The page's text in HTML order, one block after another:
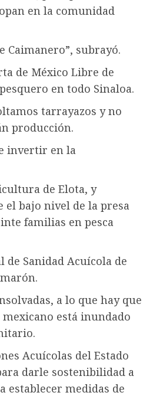
en la comunidad
Caimanero”, subrayó.
de México Libre de
en todo Sinaloa.
tarrayazos y no
producción.
invertir en la
de Elota, y
el bajo nivel de la presa
familias en pesca
de Sanidad Acuícola de
a lo que hay que
está inundado
Acuícolas del Estado
darle sostenibilidad a
establecer medidas de